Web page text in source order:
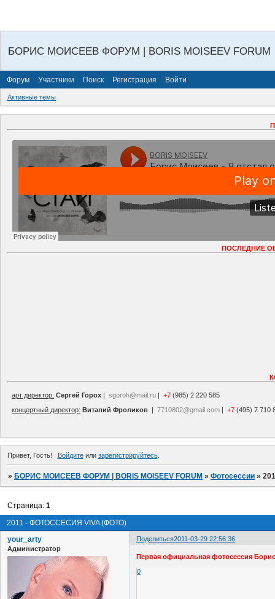
БОРИС МОИСЕЕВ ФОРУМ | BORIS MOISEEV FORUM
Форум Участники Поиск Регистрация Войти
Активные темы
ПОСЛЕДНИЕ
арт директор: Сергей Горох | sgoroh@mail.ru | +7 (985) 2 220 585
концертный директор: Виталий Фроликов | 7710802@gmail.com | +7 (495) 7 710
Привет, Гость! Войдитеили зарегистрируйтесь.
»БОРИС МОИСЕЕВ ФОРУМ | BORIS MOISEEV FORUM »Фотосессии »
2011 - ФОТОССЕСИЯ VIVA (ФОТО)
Страница:1
Поделиться2011-03-29 22:56:36
your_arty
Администратор
Первая официальная фотосессия
0